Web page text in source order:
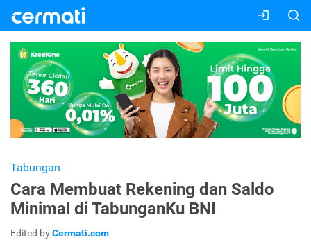
Tabungan
Cara Membuat Rekening dan Saldo
Minimal di TabunganKu BNI
Edited byCermati.com